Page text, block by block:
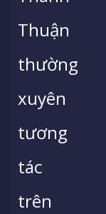
Thuận
thường
xuyên
tương
tác
trên